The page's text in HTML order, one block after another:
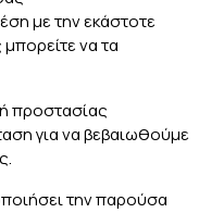
με την εκάστοτε
να τα
προστασίας
για να βεβαιωθούμε
την παρούσα